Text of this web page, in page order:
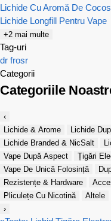
Lichide Cu Aromă De
Lichide Longfill Pentru Vape
+2 mai multe
Tag-uri
dr frosr
Categorii
Categoriile
‹
Lichide & Arome
Lichide
Lichide Branded & NicSalt
Vape După Aspect
Țigări
Vape De Unică Folosință
Rezistențe & Hardware
Pliculețe Cu Nicotină
Altele
›